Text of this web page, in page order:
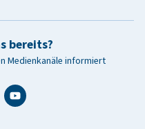
bereits?
Medienkanäle informiert